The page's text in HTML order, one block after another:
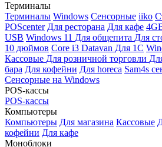
Терминалы
Терминалы Windows Сенсорные iiko
POScenter Для ресторана Для кафе
USB Windows 11 Для общепита Для
10 дюймов Core i3 Datavan Для 1С
Кассовые Для розничной торговли
бара Для кофейни Для horeca Sam4s
Сенсорные на Windows
POS-кассы
POS-кассы
Компьютеры
Компьютеры Для магазина Кассовые
кофейни Для кафе
Моноблоки